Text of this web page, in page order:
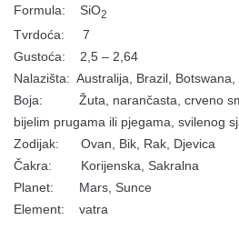
Formula: SiO2
Tvrdoća: 7
Gustoća: 2,5 – 2,64
Nalazišta: Australija, Brazil,
Boja: Žuta, narančasta, crveno
bijelim prugama ili pjegama, svilenog
Zodijak: Ovan, Bik, Rak, Djevica
Čakra: Korijenska, Sakralna
Planet: Mars, Sunce
Element: vatra